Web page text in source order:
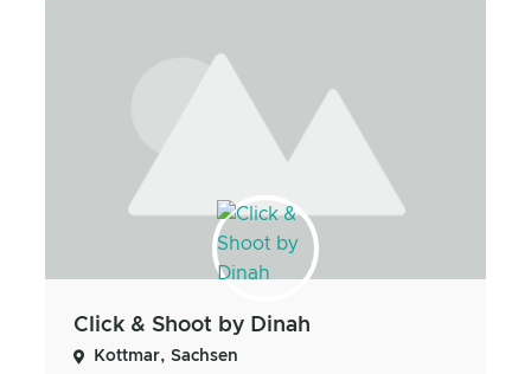
Click & Shoot by Dinah
Kottmar, Sachsen